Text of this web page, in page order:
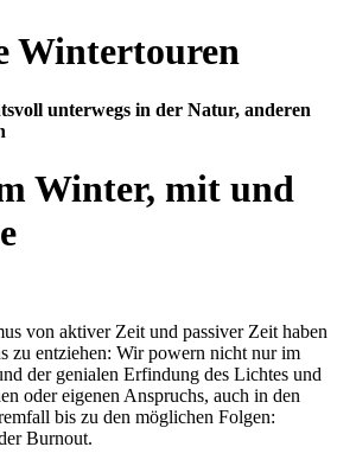
Wintertouren
unterwegs in der Natur, anderen
Winter, mit und
von aktiver Zeit und passiver Zeit haben
zu entziehen: Wir powern nicht nur im
der genialen Erfindung des Lichtes und
oder eigenen Anspruchs, auch in den
bis zu den möglichen Folgen:
Burnout.